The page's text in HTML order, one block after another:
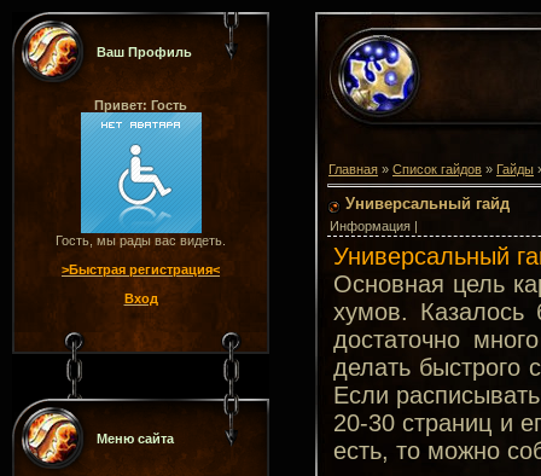
Ваш Профиль
Привет: Гость
Гость, мы рады вас видеть.
>Быстрая регистрация<
Вход
Меню сайта
Главная » Список гайдов » Гайды
Универсальный гайд
Информация |
Универсальный
Основная цель
хумов.
достаточно
делать быстрого
Если
20-30 страниц и
есть, то можно